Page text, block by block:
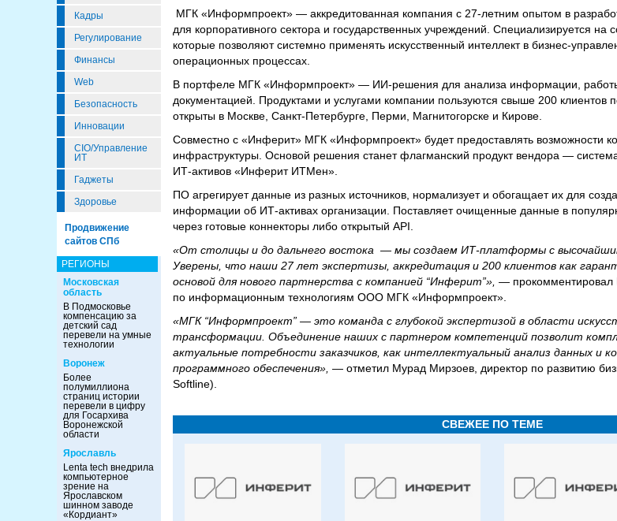
Кадры
Регулирование
Финансы
Web
Безопасность
Инновации
CIO/Управление
ИТ
Гаджеты
Здоровье
Продвижение
сайтов СПб
РЕГИОНЫ
Московская
область
В Подмосковье
компенсацию за
детский сад
перевели на умные
технологии
Воронеж
Более
полумиллиона
страниц истории
перевели в цифру
для Госархива
Воронежской
области
Ярославль
Lenta tech внедрила
компьютерное
зрение на
Ярославском
шинном заводе
«Кордиант»
МГК «Информпроект» — аккредитованная компания с 27-летним опытом в
для корпоративного сектора и государственных учреждений. Специализируется на
которые позволяют системно применять искусственный интеллект в бизнес-
операционных процессах.
В портфеле МГК «Информпроект» — ИИ-решения для анализа информации, работы
документацией. Продуктами и услугами компании пользуются свыше 200 клиентов
открыты в Москве, Санкт-Петербурге, Перми, Магнитогорске и Кирове.
Совместно с «Инферит» МГК «Информпроект» будет предоставлять возможности
инфраструктуры. Основой решения станет флагманский продукт вендора —
ИТ-активов «Инферит ИТМен».
ПО агрегирует данные из разных источников, нормализует и обогащает их для
информации об ИТ-активах организации. Поставляет очищенные данные в
через готовые коннекторы либо открытый API.
«От столицы и до дальнего востока — мы создаем ИТ-платформы с
Уверены, что наши 27 лет экспертизы, аккредитация и 200 клиентов как
основой для нового партнерства с компанией “Инферит”», — прокомментировал
по информационным технологиям ООО МГК «Информпроект».
«МГК “Информпроект” — это команда с глубокой экспертизой в области
трансформации. Объединение наших с партнером компетенций позволит
актуальные потребности заказчиков, как интеллектуальный анализ данных и
программного обеспечения», — отметил Мурад Мирзоев, директор по развитию
Softline).
СВЕЖЕЕ ПО ТЕМЕ